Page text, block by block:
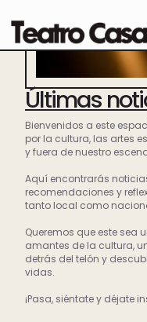
Últimas
Bienvenidos a este
por la cultura, las artes
y fuera de nuestro
Aquí encontrarás
recomendaciones y
tanto local como
Queremos que este sea
amantes de la cultura,
detrás del telón y
vidas.
¡Pasa, siéntate y déjate